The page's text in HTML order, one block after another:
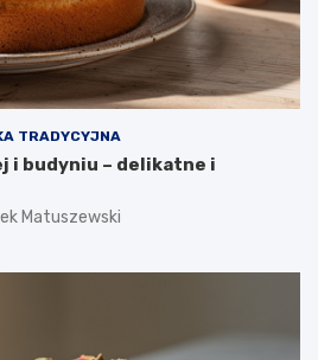
TRADYCYJNA
i budyniu – delikatne i
Matuszewski